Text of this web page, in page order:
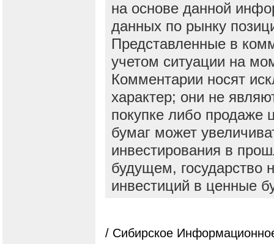
на основе данной
данных по рынку
Представленные в
учетом ситуации на
Комментарии носят
характер; они не
покупке либо продаже
бумаг может
инвестирования в
будущем, государство
инвестиций в ценные
/ Сибирское